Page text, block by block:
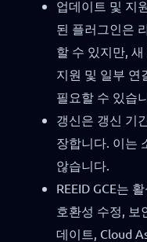
업데이트 및 지
된 플러그인은
할 수 있지만,
지원 및 일부 연
필요할 수 있습
갱신은 갱신 기
장합니다. 이는
않습니다.
REEID GCE는
호환성 수정, 보
데이트, Cloud